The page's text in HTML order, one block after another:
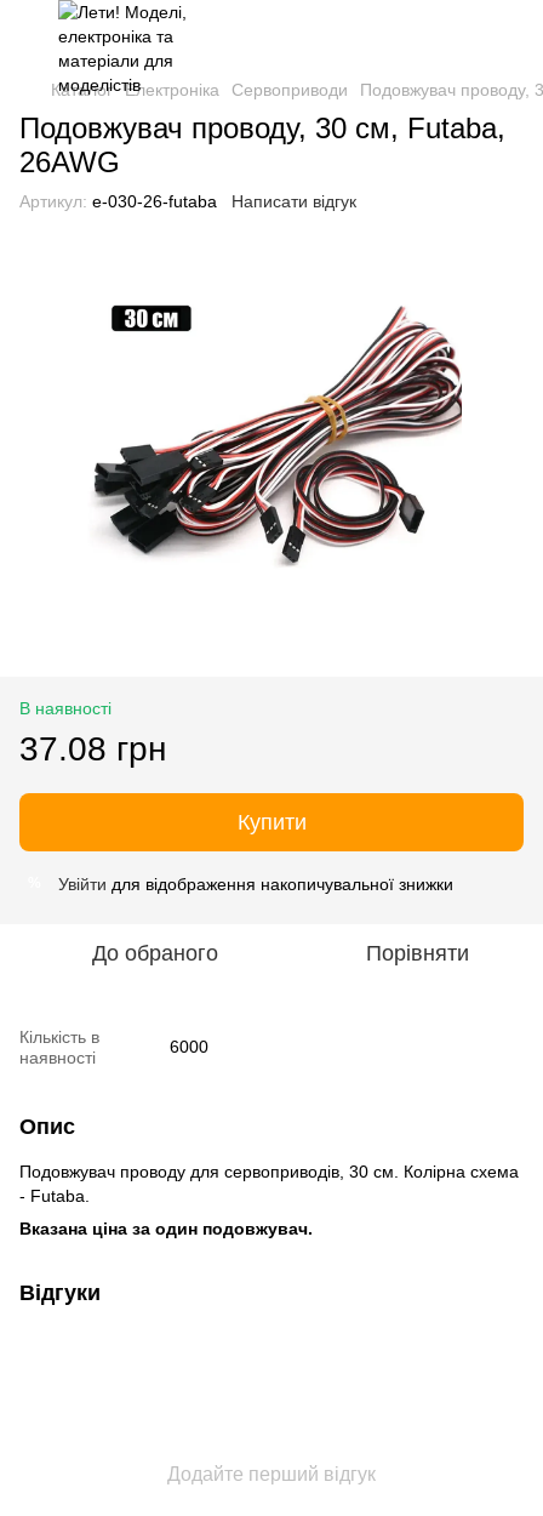
Каталог Електроніка Сервоприводи Подовжувач проводу,
Подовжувач проводу, 30 см, Futaba,
26AWG
Артикул: e-030-26-futaba Написати відгук
В наявності
37.08 грн
Купити
Увійти для відображення накопичувальної знижки
До обраного Порівняти
Кількість в
наявності
6000
Опис
Подовжувач проводу для сервоприводів, 30 см. Колірна схема
- Futaba.
Вказана ціна за один подовжувач.
Відгуки
Додайте перший відгук